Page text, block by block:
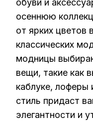
обуви и
осеннюю
от ярких цветов
классических
модницы
вещи, такие как
каблуке, лоферы
стиль придаст
элегантности и